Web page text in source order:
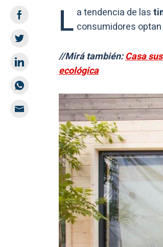
L a tendencia de las
consumidores
//Mirá también:Casa
ecológica